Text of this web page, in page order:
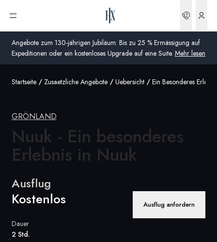
Angebote zum 130-jährigen Jubiläum: Bis zu 25 % Ermässigung auf
Expeditionen oder ein kostenloses Upgrade auf eine Suite. Mehr lesen
Menü öffnen
Vereinigtes Königreich (England, Schottland, Wales
und Nordirland)
USA
Deutschland
Schweiz
Global
Startseite Zusaetzliche Angebote Uebersicht Ein Besonderes
GRÖNLAND
Nuuk - Ein besonderes
Erlebnis in Nuuk
Ausflug
Kostenlos Ausflug anfordern
Dauer
2 Std.